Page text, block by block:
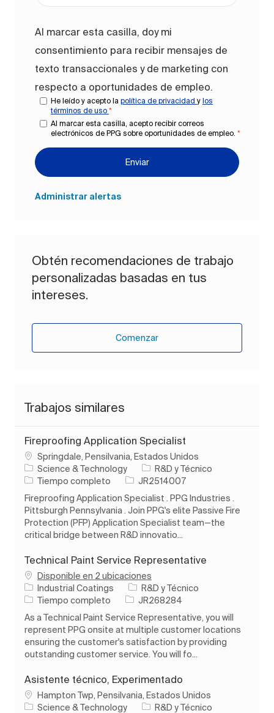
Al marcar esta casilla, doy mi
consentimiento para recibir mensajes de
texto transaccionales y de marketing con
respecto a oportunidades de empleo.
He leído y acepto la política de privacidad y los
términos de uso *
Al marcar esta casilla, acepto recibir correos
electrónicos de PPG sobre oportunidades de empleo. *
Enviar
Administrar alertas
Obtén recomendaciones de trabajo
personalizadas basadas en tus
intereses.
Comenzar
Trabajos similares
Fireproofing Application Specialist
Ubicación
Springdale, Pensilvania, Estados Unidos
Science & Technology
Categoría
R&D y Técnico
Tipo de trabajo
Tiempo completo ID de trabajo
JR2514007
Fireproofing Application Specialist . PPG Industries .
Pittsburgh Pennsylvania . Join PPG's elite Passive Fire
Protection (PFP) Application Specialist team—the
critical bridge between R&D innovatio...
Technical Paint Service Representative
Disponible en 2 ubicaciones
Industrial Coatings
Categoría
R&D y Técnico
Tipo de trabajo
Tiempo completo ID de trabajo
JR268284
As a Technical Paint Service Representative, you will
represent PPG onsite at multiple customer locations
ensuring the customer's satisfaction by providing
outstanding customer service. You will fo...
Asistente técnico, Experimentado
Ubicación
Hampton Twp, Pensilvania, Estados Unidos
Science & Technology
Categoría
R&D y Técnico